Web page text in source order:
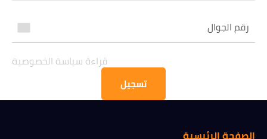
قراءة سياسة الخصوصية
تسجيل
الصفحة الرئيسية
قراءة سياسة الخصوصية
الحصول على المعلومات